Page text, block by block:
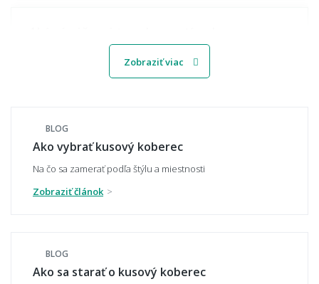
praktickejšie?
Ako zladiť koberec s nábytkom a podlahou?
Hodí sa vzorovaný koberec do malého
priestoru?
Zobraziť viac
BLOG
Ako vybrať kusový koberec
Na čo sa zamerať podľa štýlu a miestnosti
Zobraziť článok
BLOG
Ako sa starať o kusový koberec